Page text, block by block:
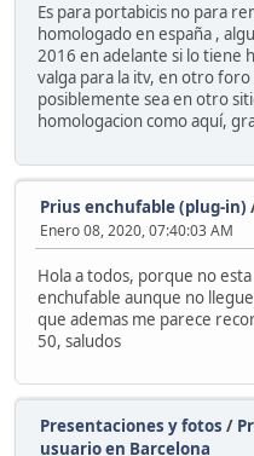
Es para portabicis no para
homologado en españa ,
2016 en adelante si lo tiene
valga para la itv, en otro
posiblemente sea en otro
homologacion como aquí,
Prius enchufable (plug-in)
Enero 08, 2020, 07:40:03 AM
Hola a todos, porque no
enchufable aunque no
que ademas me parece
50, saludos
Presentaciones y fotos /
usuario en Barcelona